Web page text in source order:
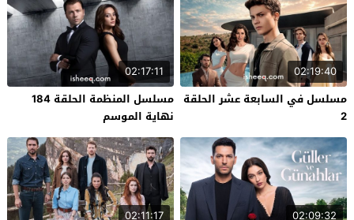
02:19:40
مسلسل في السابعة عشر الحلقة
2
02:17:11
مسلسل المنظمة الحلقة 184
نهاية الموسم
02:09:32
02:11:17